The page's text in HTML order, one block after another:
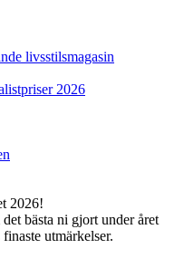
livsstilsmagasin
2026
2026!
bästa ni gjort under året
utmärkelser.